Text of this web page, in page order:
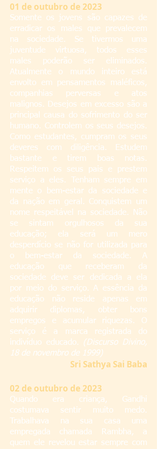
01 de outubro de 2023
Somente os jovens são capazes de
erradicar os males que prevalecem
na sociedade. Se tivermos uma
juventude virtuosa, todos esses
males poderão ser eliminados.
Atualmente o mundo inteiro está
envolto em pensamentos maléficos,
companhias perversas e atos
malignos. Desejos em excesso são a
principal causa do sofrimento do ser
humano. Controlem os seus desejos.
Como estudantes, cumpram os seus
deveres com diligência. Estudem
bastante e tirem boas notas.
Respeitem os seus pais e prestem
serviço a eles. Tenham sempre em
mente o bem-estar da sociedade e
da nação em geral. Conquistem um
nome respeitável na sociedade. Não
se sintam orgulhosos da sua
educação; ela será um mero
desperdício se não for utilizada para
o bem-estar da sociedade. A
educação que receberam da
sociedade deve ser dedicada a ela
por meio do serviço. A essência da
educação não reside apenas em
adquirir diplomas, obter bons
empregos e acumular riquezas. O
serviço é a marca registrada do
indivíduo educado. (Discurso Divino,
18 de novembro de 1999)
Sri Sathya Sai Baba
02 de outubro de 2023
Quando era criança, Gandhi
costumava sentir muito medo.
Trabalhava na sua casa uma
empregada chamada Rambha, a
quem ele revelou estar sempre com